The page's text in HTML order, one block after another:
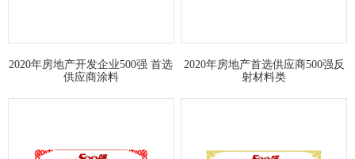
2020年房地产开发企业500强 首选
供应商涂料
2020年房地产首选供应商500强反
射材料类